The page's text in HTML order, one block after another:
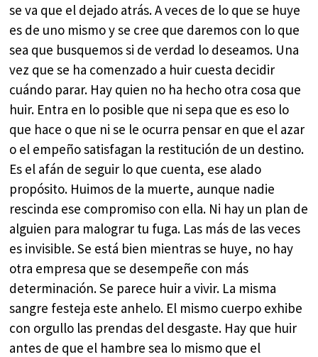
se va que el dejado atrás. A veces de lo que se huye
es de uno mismo y se cree que daremos con lo que
sea que busquemos si de verdad lo deseamos. Una
vez que se ha comenzado a huir cuesta decidir
cuándo parar. Hay quien no ha hecho otra cosa que
huir. Entra en lo posible que ni sepa que es eso lo
que hace o que ni se le ocurra pensar en que el azar
o el empeño satisfagan la restitución de un destino.
Es el afán de seguir lo que cuenta, ese alado
propósito. Huimos de la muerte, aunque nadie
rescinda ese compromiso con ella. Ni hay un plan de
alguien para malograr tu fuga. Las más de las veces
es invisible. Se está bien mientras se huye, no hay
otra empresa que se desempeñe con más
determinación. Se parece huir a vivir. La misma
sangre festeja este anhelo. El mismo cuerpo exhibe
con orgullo las prendas del desgaste. Hay que huir
antes de que el hambre sea lo mismo que el